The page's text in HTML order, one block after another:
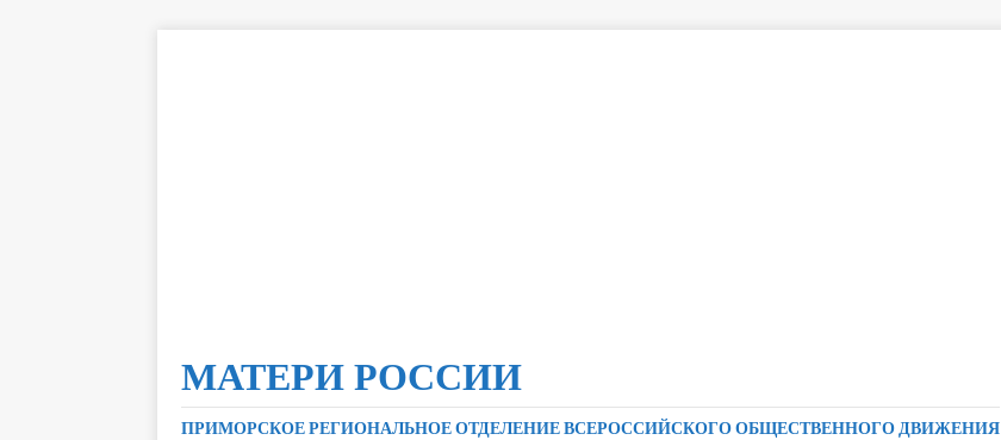
МАТЕРИ РОССИИ
ПРИМОРСКОЕ РЕГИОНАЛЬНОЕ ОТДЕЛЕНИЕ ВСЕРОССИЙСКОГО ОБЩЕСТВЕННОГО ДВИЖЕНИЯ